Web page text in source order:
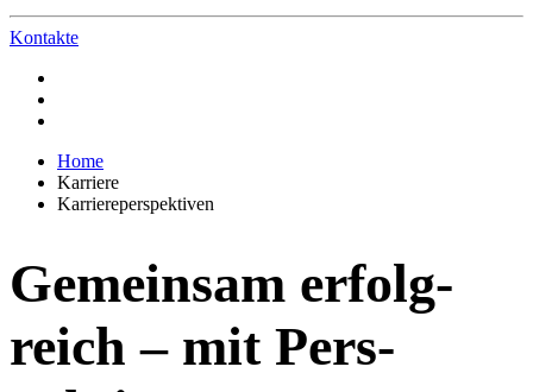
Kontakte
Home
Karriere
Karriereperspektiven
Gemein­sam erfolg­
reich – mit Pers­